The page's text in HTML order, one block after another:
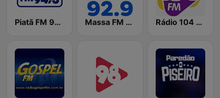
Piatã FM 94.3 Massa FM 92.9 - São Paulo Rádio 104 FM